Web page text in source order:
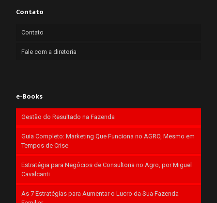
Contato
Contato
Fale com a diretoria
e-Books
Gestão do Resultado na Fazenda
Guia Completo: Marketing Que Funciona no AGRO, Mesmo em
Tempos de Crise
Estratégia para Negócios de Consultoria no Agro, por Miguel
Cavalcanti
As 7 Estratégias para Aumentar o Lucro da Sua Fazenda